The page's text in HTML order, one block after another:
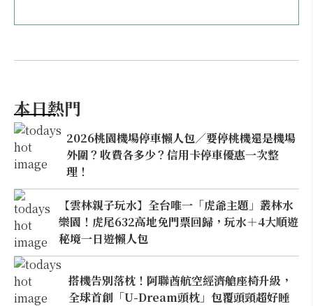
本日熱門
2026桃園機場停車懶人包／要停桃機還是機場
外圍？收費各多少？信用卡停車優惠一次整
理！
【雲林親子玩水】全台唯一「虎爺主題」叢林水
樂園！虎尾632高地免門票回歸，玩水＋4大順遊
秘境一日遊懶人包
搭機告別落枕！阿聯酋航空經濟艙座椅升級，
全球首創「U-Dream頭枕」包覆頭頸超好睡